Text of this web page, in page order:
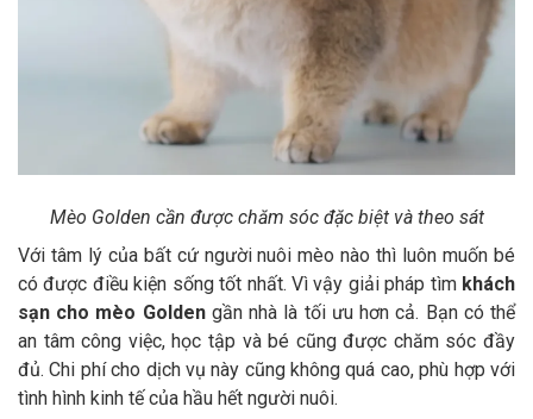
Mèo Golden cần được chăm sóc đặc biệt và theo sát
Với tâm lý của bất cứ người nuôi mèo nào thì luôn muốn bé
có được điều kiện sống tốt nhất. Vì vậy giải pháp tìm khách
sạn cho mèo Goldengần nhà là tối ưu hơn cả. Bạn có thể
an tâm công việc, học tập và bé cũng được chăm sóc đầy
đủ. Chi phí cho dịch vụ này cũng không quá cao, phù hợp với
tình hình kinh tế của hầu hết người nuôi.